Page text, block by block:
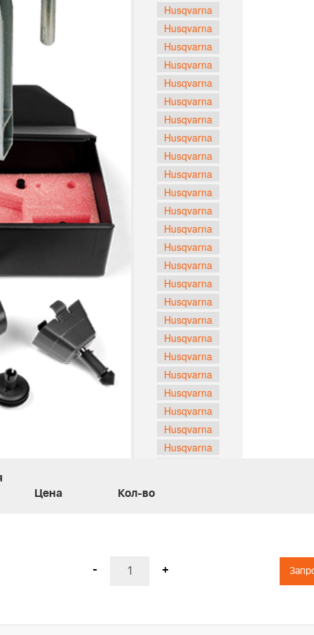
Husqvarna
Husqvarna
Husqvarna
Husqvarna
Husqvarna
Husqvarna
Husqvarna
Husqvarna
Husqvarna
Husqvarna
Husqvarna
Husqvarna
Husqvarna
Husqvarna
Husqvarna
Husqvarna
Husqvarna
Husqvarna
Husqvarna
Husqvarna
Husqvarna
Husqvarna
Husqvarna
Husqvarna
Husqvarna
Husqvarna
Husqvarna
Цена Кол-во
- +